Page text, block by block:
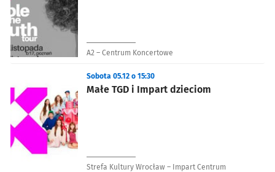
A2 – Centrum Koncertowe
Małe TGD i Impart dzieciom
Sobota 05.12 o 15:30
Strefa Kultury Wrocław – Impart Centrum